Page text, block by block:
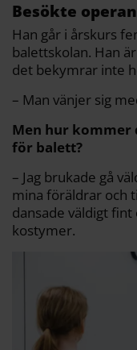
Besökte operan
Han går i årskurs
balettskolan. Han
det bekymrar inte
– Man vänjer sig
Men hur kommer
för balett?
– Jag brukade gå
mina föräldrar och
dansade väldigt
kostymer.